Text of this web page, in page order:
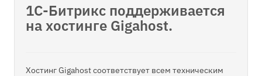
1С-Битрикс поддерживается
на хостинге Gigahost.
Хостинг Gigahost соответствует всем техническим